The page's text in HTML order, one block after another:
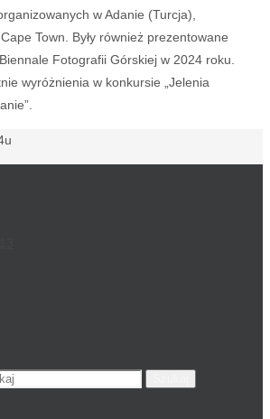
w Adanie (Turcja),
Town. Były również prezentowane
Fotografii Górskiej w 2024 roku.
wyróżnienia w konkursie „Jelenia